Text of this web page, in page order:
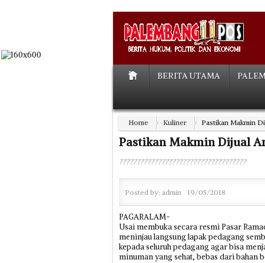
BERITA UTAMA
Home Kuliner Pastikan Makmin
Pastikan Makmin Dijual
????????????????????????????????????
Posted by: admin 19/05/2018
PAGARALAM-
Usai membuka secara resmi Pasar
meninjau langsung lapak pedagang
kepada seluruh pedagang agar bisa
minuman yang sehat, bebas dari bahan